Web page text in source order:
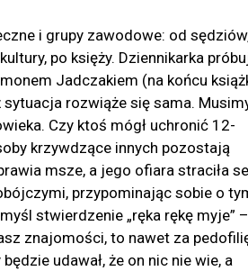
i grupy zawodowe: od
po księży. Dziennikarka
Jadczakiem (na końcu
rozwiąże się sama.
Czy ktoś mógł uchronić 12-
krzywdzące innych pozostają
msze, a jego ofiara straciła
przypominając sobie o
stwierdzenie „ręka rękę myje” –
znajomości, to nawet za
udawał, że on nic nie wie, a